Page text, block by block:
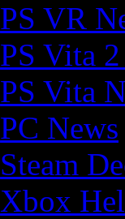
PS VR
PS Vita
PS Vita
PC News
Steam
Xbox